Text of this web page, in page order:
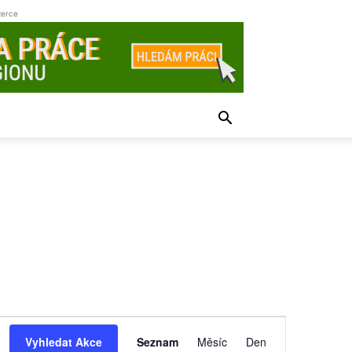
Vyhledat Akce Seznam Měsíc Den